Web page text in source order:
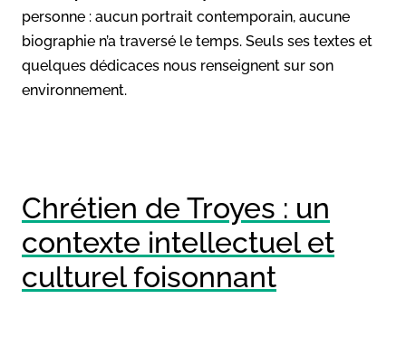
personne : aucun portrait contemporain, aucune
biographie n’a traversé le temps. Seuls ses textes et
quelques dédicaces nous renseignent sur son
environnement.
Chrétien de Troyes : un
contexte intellectuel et
culturel foisonnant